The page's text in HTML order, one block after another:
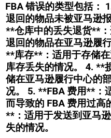
FBA 错误的类型包括：
退回的物品未被亚马逊
**仓库中的丢失退货**
退回的物品在亚马逊履
**库存**：适用于存储
库存丢失的情况。 4. **
储在亚马逊履行中心的
况。 5. **FBA 费用**：
而导致的 FBA 费用过
**：适用于发送到亚马
失的情况。